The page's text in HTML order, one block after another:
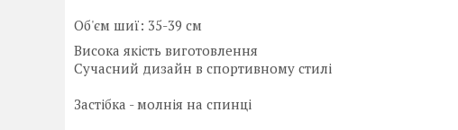
Об'єм шиї: 35-39 см
Висока якість виготовлення
Сучасний дизайн в спортивному стилі
Застібка - молнія на спинці